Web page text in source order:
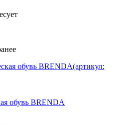
обувь BRENDA